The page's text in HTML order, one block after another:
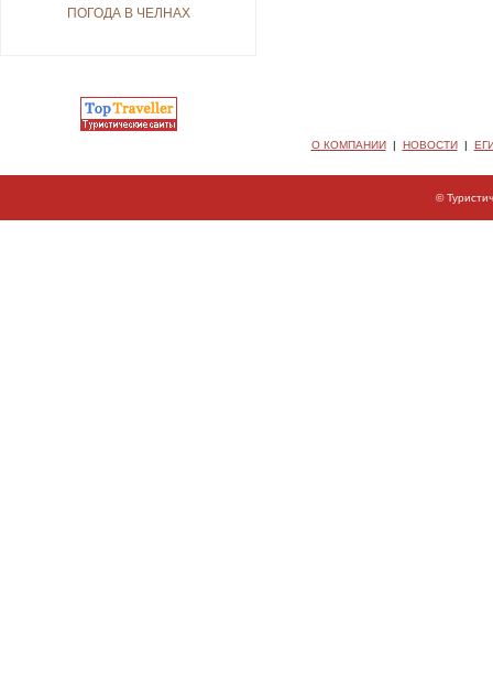
ПОГОДА В ЧЕЛНАХ
О КОМПАНИИ| НОВОСТИ|
©